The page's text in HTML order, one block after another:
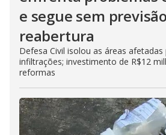
e segue sem
reabertura
Defesa Civil isolou as áreas
infiltrações; investimento de R$12
reformas